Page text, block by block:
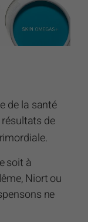
de la santé
de
soit à
Niort ou
ne